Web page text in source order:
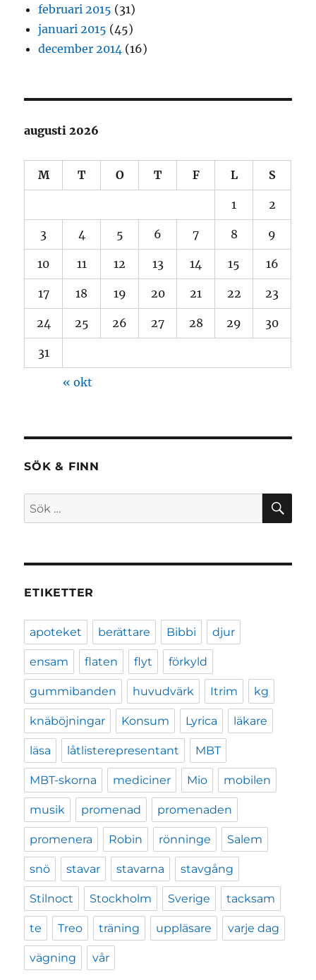
februari 2015 (31)
januari 2015 (45)
december 2014 (16)
augusti 2026
M T O T F L S
1 2
3 4 5 6 7 8 9
10 11 12 13 14 15 16
17 18 19 20 21 22 23
24 25 26 27 28 29 30
31
« okt
SÖK & FINN
Sök
efter:
ETIKETTER
apoteket berättare Bibbi djur
ensam flaten flyt förkyld
gummibanden huvudvärk Itrim kg
knäböjningar Konsum Lyrica läkare
läsa låtlisterepresentant MBT
MBT-skorna mediciner Mio mobilen
musik promenad promenaden
promenera Robin rönninge Salem
snö stavar stavarna stavgång
Stilnoct Stockholm Sverige tacksam
te Treo träning uppläsare varje dag
vägning vår